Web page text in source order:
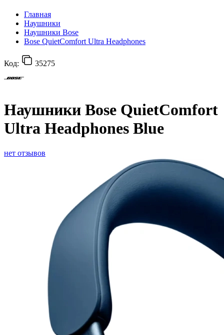
Главная
Наушники
Наушники Bose
Bose QuietComfort Ultra Headphones
Код: 35275
Наушники Bose QuietComfort
Ultra Headphones Blue
нет отзывов